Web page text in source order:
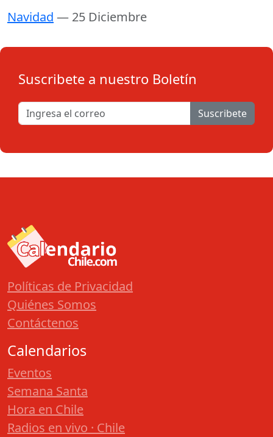
Navidad — 25 Diciembre
Suscribete a nuestro Boletín
Suscribete
Políticas de Privacidad
Quiénes Somos
Contáctenos
Calendarios
Eventos
Semana Santa
Hora en Chile
Radios en vivo · Chile